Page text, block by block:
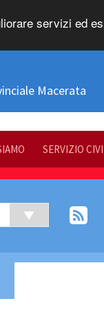
servizi ed
Macerata
SERVIZIO